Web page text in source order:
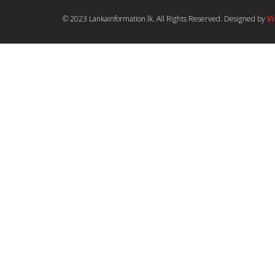
© 2023 Lankainformation.lk. All Rights Reserved. Designed by